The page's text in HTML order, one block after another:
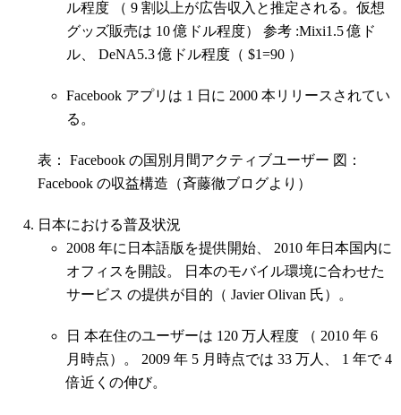
ル程度 （ 9 割以上が広告収入と推定される。仮想
グッズ販売は 10 億ドル程度） 参考 :Mixi1.5 億ド
ル、 DeNA5.3 億ドル程度（ $1=90 ）
Facebook アプリは 1 日に 2000 本リリースされてい
る。
表： Facebook の国別月間アクティブユーザー 図：
Facebook の収益構造（斉藤徹ブログより）
日本における普及状況
2008 年に日本語版を提供開始、 2010 年日本国内に
オフィスを開設。 日本のモバイル環境に合わせた
サービス の提供が目的（ Javier Olivan 氏）。
日 本在住のユーザーは 120 万人程度 （ 2010 年 6
月時点）。 2009 年 5 月時点では 33 万人、 1 年で 4
倍近くの伸び。